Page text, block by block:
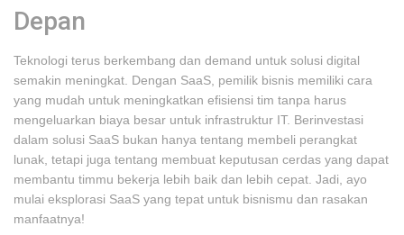
Depan
Teknologi terus berkembang dan demand untuk solusi digital
semakin meningkat. Dengan SaaS, pemilik bisnis memiliki cara
yang mudah untuk meningkatkan efisiensi tim tanpa harus
mengeluarkan biaya besar untuk infrastruktur IT. Berinvestasi
dalam solusi SaaS bukan hanya tentang membeli perangkat
lunak, tetapi juga tentang membuat keputusan cerdas yang dapat
membantu timmu bekerja lebih baik dan lebih cepat. Jadi, ayo
mulai eksplorasi SaaS yang tepat untuk bisnismu dan rasakan
manfaatnya!